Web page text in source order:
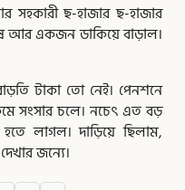
সহকারী ছ-হাজার ছ-হাজার
আর একজন ডাকিয়ে বাড়াল।
টাকা তাে নেই। পেনশনে
সংসার চলে। নচেৎ এত বড়
লাগল। দাড়িয়ে ছিলাম,
জন্যে।